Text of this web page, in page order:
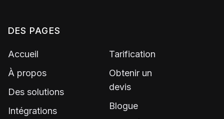
DES PAGES
Accueil
À propos
Des solutions
Intégrations
Tarification
Obtenir un
devis
Blogue